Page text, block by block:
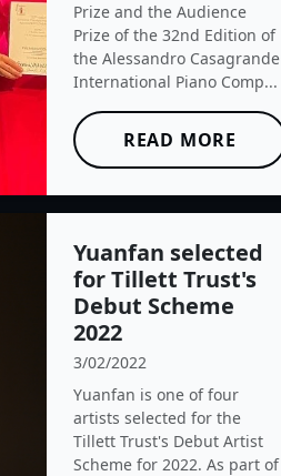
Prize and the Audience
Prize of the 32nd Edition of
the Alessandro Casagrande
International Piano Comp...
READ MORE
Yuanfan selected
for Tillett Trust's
Debut Scheme
2022
3/02/2022
Yuanfan is one of four
artists selected for the
Tillett Trust's Debut Artist
Scheme for 2022. As part of